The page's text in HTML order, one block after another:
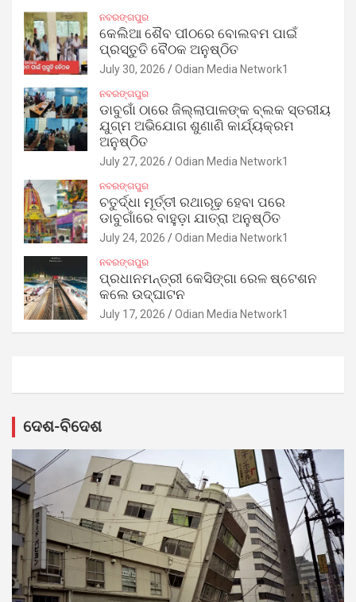
ନବରଙ୍ଗପୁର
କେଲିଆ ଶୈବ ପୀଠରେ ବୋଲବମ ପାଇଁ
ପ୍ରସ୍ତୁତି ବୈଠକ ଅନୁଷ୍ଠିତ
July 30, 2026 Odian Media Network1
ନବରଙ୍ଗପୁର
ଡାବୁଗାଁ ଠାରେ ଜିଲ୍ଲାପାଳଙ୍କ ବ୍ଲକ ସ୍ତରୀୟ
ଯୁଗ୍ମ ଅଭିଯୋଗ ଶୁଣାଣି କାର୍ଯ୍ୟକ୍ରମ
ଅନୁଷ୍ଠିତ
July 27, 2026 Odian Media Network1
ନବରଙ୍ଗପୁର
ଚତୁର୍ଦ୍ଧା ମୂର୍ତ୍ତୀ ରଥାରୂଢ଼ ହେବା ପରେ
ଡାବୁଗାଁରେ ବାହୁଡ଼ା ଯାତ୍ରା ଅନୁଷ୍ଠିତ
July 24, 2026 Odian Media Network1
ନବରଙ୍ଗପୁର
ପ୍ରଧାନମନ୍ତ୍ରୀ କେସିଙ୍ଗା ରେଳ ଷ୍ଟେଶନ
କଲେ ଉଦ୍‌ଘାଟନ
July 17, 2026 Odian Media Network1
ଦେଶ-ବିଦେଶ